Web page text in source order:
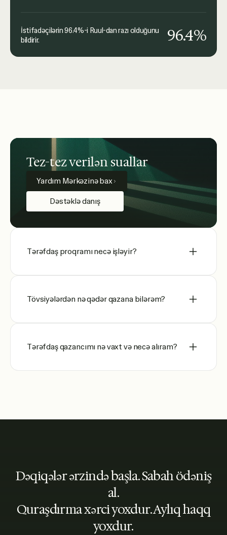
İstifadəçilərin 96.4%-i Ruul-dan razı olduğunu
bildirir.
96.4%
Tez-tez verilən suallar
Yardım Mərkəzinə bax
Dəstəklə danış
Tərəfdaş proqramı necə işləyir?
Tövsiyələrdən nə qədər qazana bilərəm?
Tərəfdaş qazancımı nə vaxt və necə alıram?
Dəqiqələr ərzində başla. Sabah ödəniş
al.
Quraşdırma xərci yoxdur. Aylıq haqq
yoxdur.